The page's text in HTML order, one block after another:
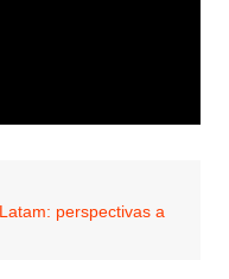
perspectivas a